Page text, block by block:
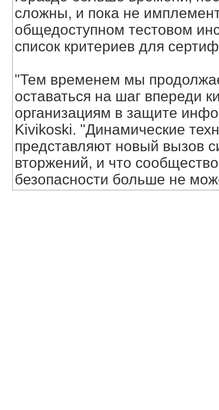
сложны, и пока не
общедоступном тестовом
список критериев для
"Тем временем мы
оставаться на шаг впереди
организациям в защите
Kivikoski. "Динамические
представляют новый вызов
вторжений, и что
безопасности больше не